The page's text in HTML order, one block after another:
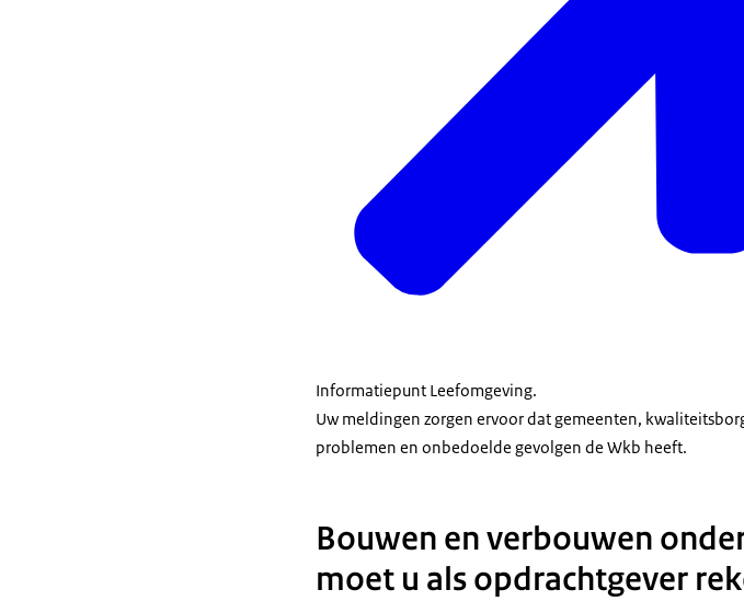
Informatiepunt Leefomgeving.
Uw meldingen zorgen ervoor dat gemeenten,
problemen en onbedoelde gevolgen de Wkb heeft.
Bouwen en verbouwen
moet u als opdrachtgever